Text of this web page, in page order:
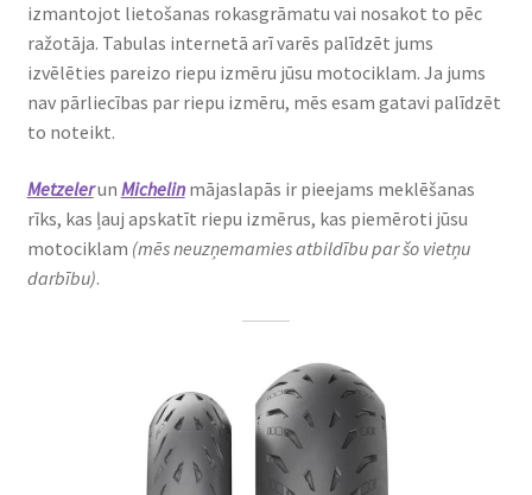
Tests
Zīmoli
Expand
izmantojot lietošanas rokasgrāmatu vai nosakot to pēc
ražotāja. Tabulas internetā arī varēs palīdzēt jums
izvēlēties pareizo riepu izmēru jūsu motociklam. Ja jums
nav pārliecības par riepu izmēru, mēs esam gatavi palīdzēt
to noteikt.
Metzelerun Michelinmājaslapās ir pieejams meklēšanas
rīks, kas ļauj apskatīt riepu izmērus, kas piemēroti jūsu
motociklam (mēs neuzņemamies atbildību par šo vietņu
darbību).